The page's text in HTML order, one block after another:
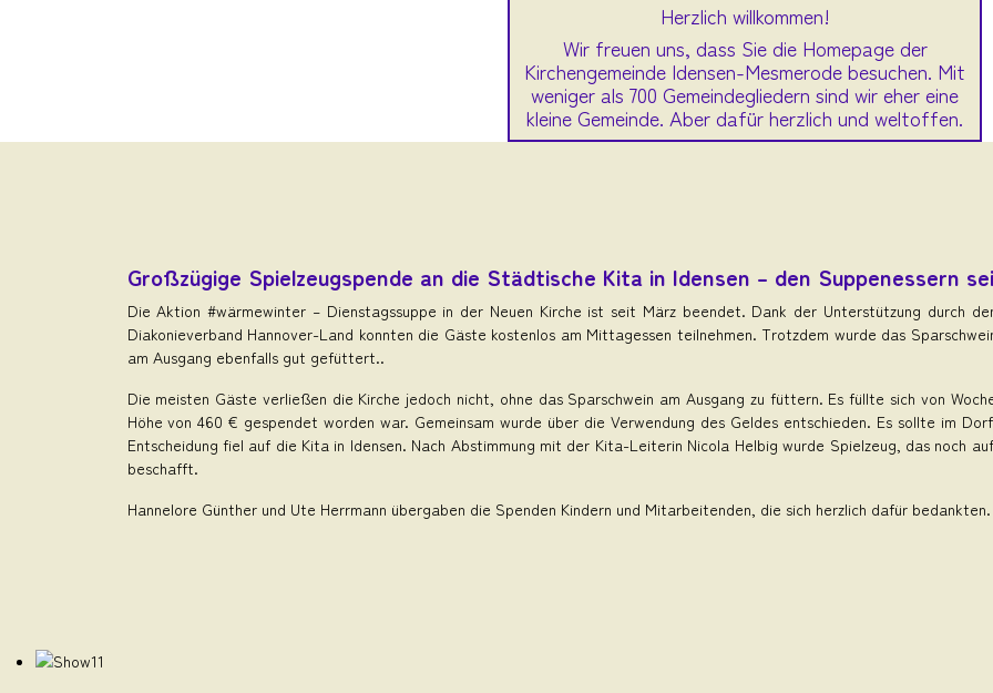
Herzlich willkommen!
Wir freuen uns, dass Sie die Homepage der
Kirchengemeinde Idensen-Mesmerode besuchen. Mit
weniger als 700 Gemeindegliedern sind wir eher eine
kleine Gemeinde. Aber dafür herzlich und weltoffen.
Großzügige Spielzeugspende an die Städtische Kita in Idensen – den Suppenessern
Die Aktion #wärmewinter – Dienstagssuppe in der Neuen Kirche ist seit März beendet. Dank der Unterstützung durch
Diakonieverband Hannover-Land konnten die Gäste kostenlos am Mittagessen teilnehmen. Trotzdem wurde das
am Ausgang ebenfalls gut gefüttert..
Die meisten Gäste verließen die Kirche jedoch nicht, ohne das Sparschwein am Ausgang zu füttern. Es füllte sich von
Höhe von 460 € gespendet worden war. Gemeinsam wurde über die Verwendung des Geldes entschieden. Es sollte im
Entscheidung fiel auf die Kita in Idensen. Nach Abstimmung mit der Kita-Leiterin Nicola Helbig wurde Spielzeug, das noch
beschafft.
Hannelore Günther und Ute Herrmann übergaben die Spenden Kindern und Mitarbeitenden, die sich herzlich dafür bedankten.